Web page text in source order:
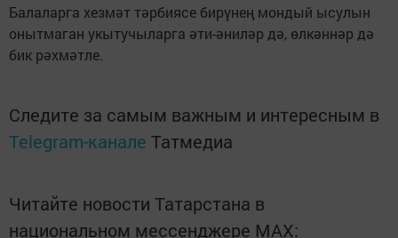
Балаларга хезмәт тәрбиясе бирүнең мондый ысулын
онытмаган укытучыларга әти-әниләр дә, өлкәннәр дә
бик рәхмәтле.
Следите за самым важным и интересным в
Telegram-канале Татмедиа
Читайте новости Татарстана в
национальном мессенджере MАХ: